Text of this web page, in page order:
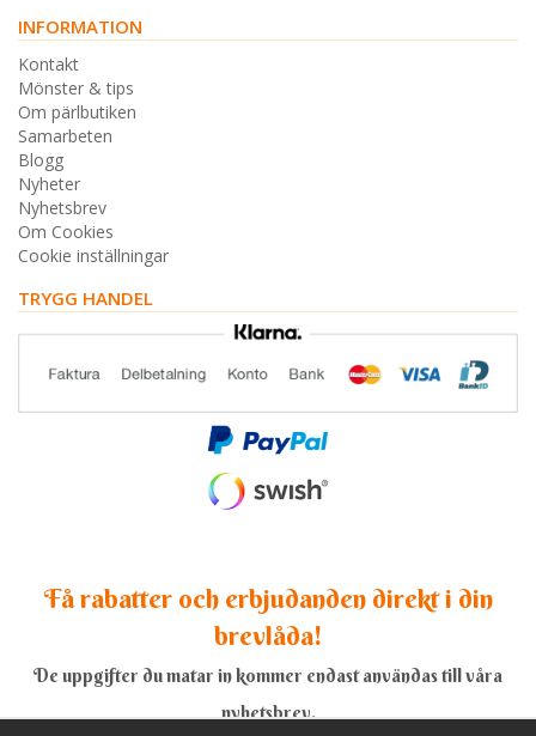
INFORMATION
Kontakt
Mönster & tips
Om pärlbutiken
Samarbeten
Blogg
Nyheter
Nyhetsbrev
Om Cookies
Cookie inställningar
TRYGG HANDEL
Få rabatter och erbjudanden direkt i din
brevlåda!
De uppgifter du matar in kommer endast användas till våra
nyhetsbrev.